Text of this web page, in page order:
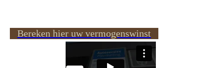
Bereken hier uw vermogenswinst